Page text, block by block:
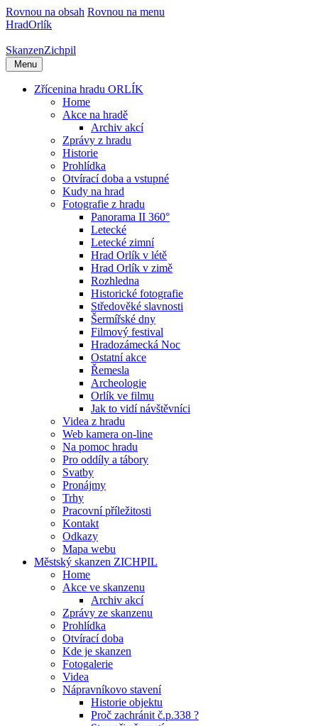
Rovnou na obsah Rovnou na menu
HradOrlík
SkanzenZichpil
Menu
Zřícenina hradu ORLÍK
Home
Akce na hradě
Archiv akcí
Zprávy z hradu
Historie
Prohlídka
Otvírací doba a vstupné
Kudy na hrad
Fotografie z hradu
Panorama II 360°
Letecké
Letecké zimní
Hrad Orlík v létě
Hrad Orlík v zimě
Rozhledna
Historické fotografie
Středověké slavnosti
Šermířské dny
Filmový festival
Hradozámecká Noc
Ostatní akce
Řemesla
Archeologie
Orlík ve filmu
Jak to vidí návštěvníci
Videa z hradu
Web kamera on-line
Na pomoc hradu
Pro oddíly a tábory
Svatby
Pronájmy
Trhy
Pracovní příležitosti
Kontakt
Odkazy
Mapa webu
Městský skanzen ZICHPIL
Home
Akce ve skanzenu
Archiv akcí
Zprávy ze skanzenu
Prohlídka
Otvírací doba
Kde je skanzen
Fotogalerie
Videa
Nápravníkovo stavení
Historie objektu
Proč zachránit č.p.338 ?